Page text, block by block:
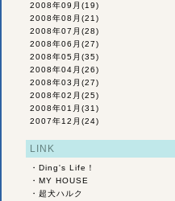
2008年09月 (19)
2008年08月 (21)
2008年07月 (28)
2008年06月 (27)
2008年05月 (35)
2008年04月 (26)
2008年03月 (27)
2008年02月 (25)
2008年01月 (31)
2007年12月 (24)
LINK
・ Ding's Life！
・ MY HOUSE
・ 超犬ハルク